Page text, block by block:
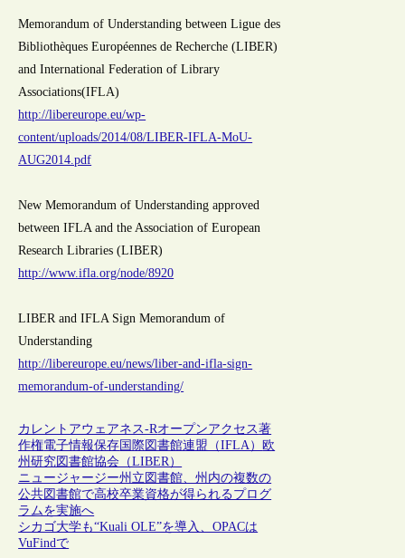
Memorandum of Understanding between Ligue des
Bibliothèques Européennes de Recherche (LIBER)
and International Federation of Library
Associations(IFLA)
http://libereurope.eu/wp-
content/uploads/2014/08/LIBER-IFLA-MoU-
AUG2014.pdf
New Memorandum of Understanding approved
between IFLA and the Association of European
Research Libraries (LIBER)
http://www.ifla.org/node/8920
LIBER and IFLA Sign Memorandum of
Understanding
http://libereurope.eu/news/liber-and-ifla-sign-
memorandum-of-understanding/
カレントアウェアネス-Rオープンアクセス著
作権電子情報保存国際図書館連盟（IFLA）欧
州研究図書館協会（LIBER）
ニュージャージー州立図書館、州内の複数の
公共図書館で高校卒業資格が得られるプログ
ラムを実施へ
シカゴ大学も“Kuali OLE”を導入、OPACは
VuFindで